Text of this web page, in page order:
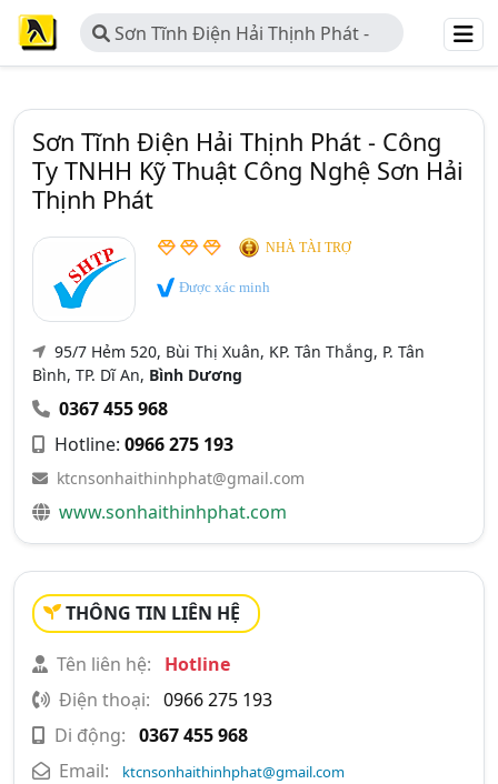
Sơn Tĩnh Điện Hải Thịnh Phát -
Công Ty TNHH Kỹ Thuật Công Nghệ
Sơn Tĩnh Điện Hải Thịnh Phát - Công
Ty TNHH Kỹ Thuật Công Nghệ Sơn Hải
Thịnh Phát
NHÀ TÀI TRỢ
Được xác minh
95/7 Hẻm 520, Bùi Thị Xuân, KP. Tân Thắng, P. Tân
Bình, TP. Dĩ An, Bình Dương
0367 455 968
Hotline: 0966 275 193
ktcnsonhaithinhphat@gmail.com
www.sonhaithinhphat.com
THÔNG TIN LIÊN HỆ
Tên liên hệ:
Hotline
Điện thoại: 0966 275 193
Di động: 0367 455 968
Email:
ktcnsonhaithinhphat@gmail.com